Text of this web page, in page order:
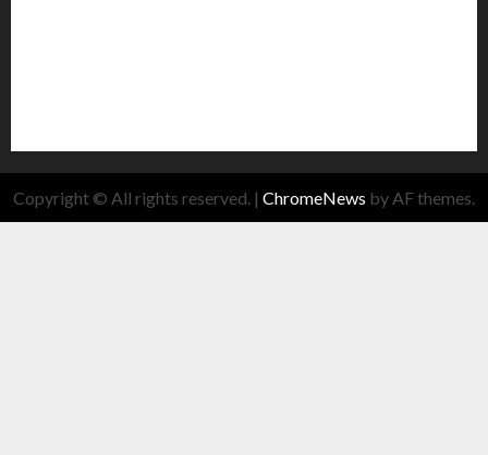
Copyright © All rights reserved. | ChromeNews by AF themes.